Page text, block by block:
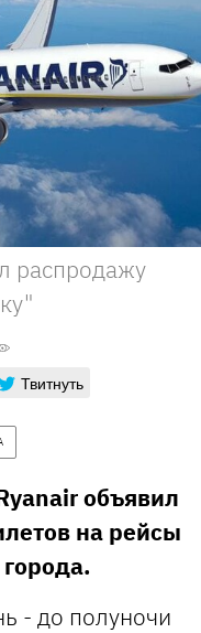
распродажу
Твитнуть
объявил
на рейсы
- до полуночи